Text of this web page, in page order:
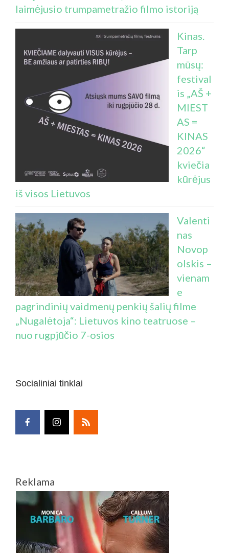
laimėjusio trumpametražio filmo istoriją
Kinas.
Tarp
mūsų:
festival
is „AŠ +
MIEST
AS =
KINAS
2026“
kviečia
kūrėjus
iš visos Lietuvos
Valenti
nas
Novop
olskis –
vienam
e
pagrindinių vaidmenų penkių šalių filme
„Nugalėtoja“: Lietuvos kino teatruose –
nuo rugpjūčio 7-osios
Socialiniai tinklai
Reklama